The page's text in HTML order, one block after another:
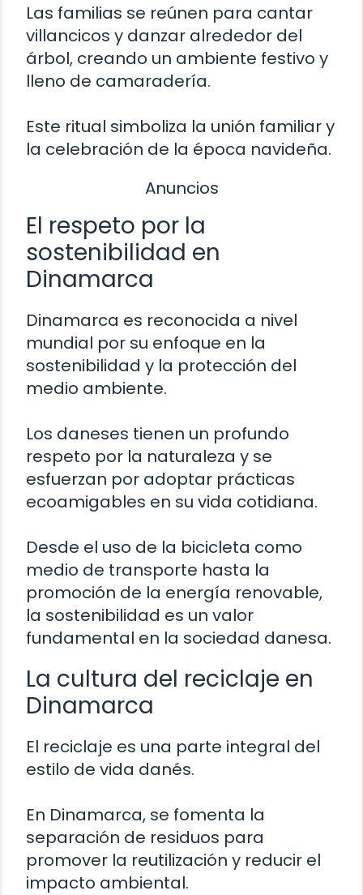
Las familias se reúnen para cantar
villancicos y danzar alrededor del
árbol, creando un ambiente festivo y
lleno de camaradería.
Este ritual simboliza la unión familiar y
la celebración de la época navideña.
Anuncios
El respeto por la
sostenibilidad en
Dinamarca
Dinamarca es reconocida a nivel
mundial por su enfoque en la
sostenibilidad y la protección del
medio ambiente.
Los daneses tienen un profundo
respeto por la naturaleza y se
esfuerzan por adoptar prácticas
ecoamigables en su vida cotidiana.
Desde el uso de la bicicleta como
medio de transporte hasta la
promoción de la energía renovable,
la sostenibilidad es un valor
fundamental en la sociedad danesa.
La cultura del reciclaje en
Dinamarca
El reciclaje es una parte integral del
estilo de vida danés.
En Dinamarca, se fomenta la
separación de residuos para
promover la reutilización y reducir el
impacto ambiental.